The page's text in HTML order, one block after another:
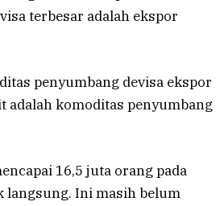
terbesar adalah ekspor
penyumbang devisa ekspor
adalah komoditas penyumbang
16,5 juta orang pada
langsung. Ini masih belum